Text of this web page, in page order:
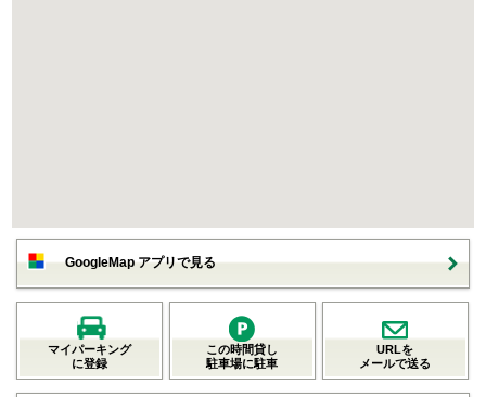
GoogleMap アプリで見る
マイパーキング
に登録
この時間貸し
駐車場に駐車
URLを
メールで送る